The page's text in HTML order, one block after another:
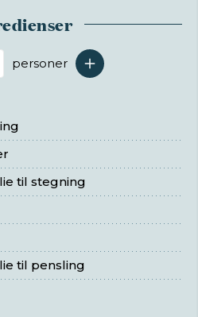
Antal serveringer
personer
til stegning
til pensling